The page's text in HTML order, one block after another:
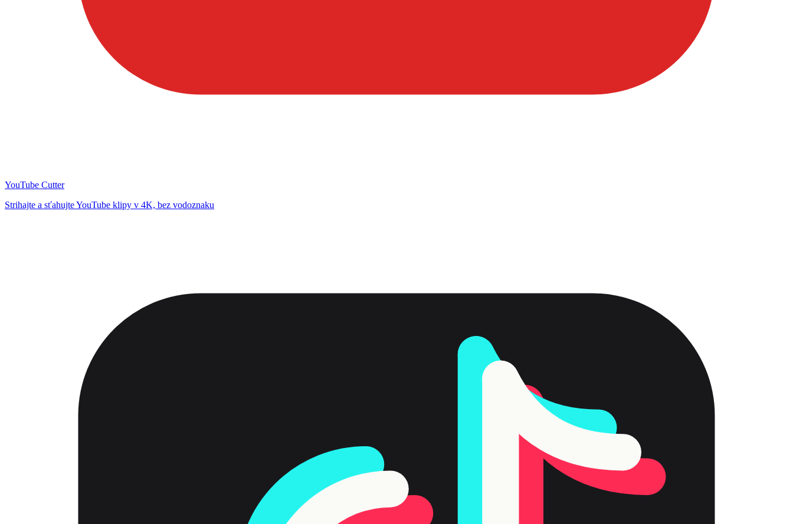
YouTube Cutter
Strihajte a sťahujte YouTube klipy v 4K, bez vodoznaku